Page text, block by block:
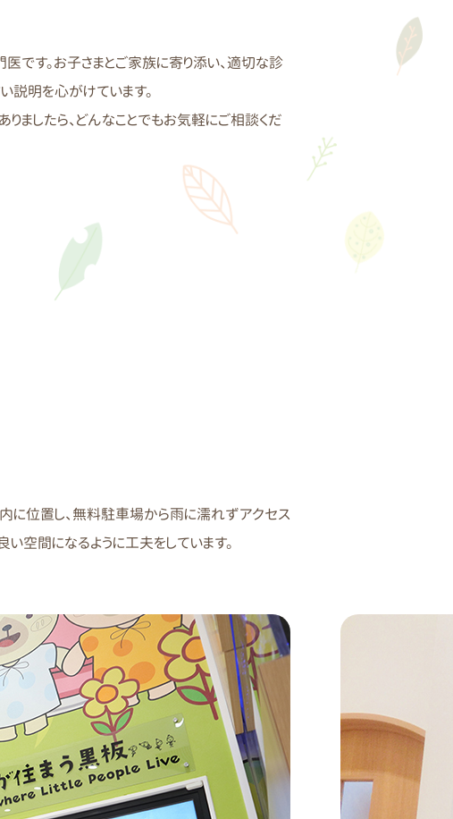
す。お子さまとご家族に寄り添い、適切な診
説明を心がけています。
りましたら、どんなことでもお気軽にご相談くだ
に位置し、無料駐車場から雨に濡れずアクセス
い空間になるように工夫をしています。